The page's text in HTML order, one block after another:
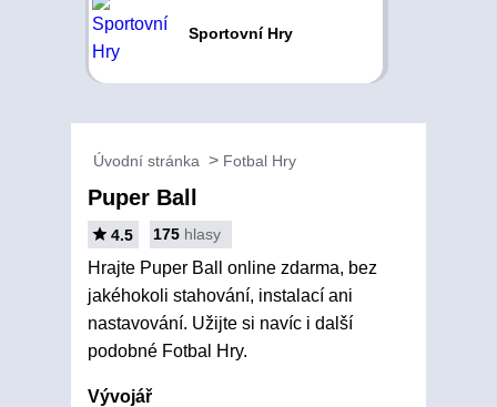
Sportovní Hry
Úvodní stránka Fotbal Hry
Puper Ball
4.5 175 hlasy
Hrajte Puper Ball online zdarma, bez
jakéhokoli stahování, instalací ani
nastavování. Užijte si navíc i další
podobné Fotbal Hry.
Vývojář